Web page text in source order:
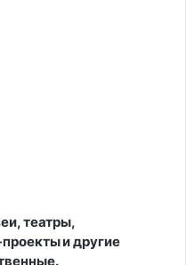
театры,
и другие